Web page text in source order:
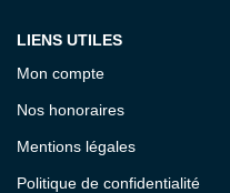
LIENS UTILES
Mon compte
Nos honoraires
Mentions légales
Politique de confidentialité